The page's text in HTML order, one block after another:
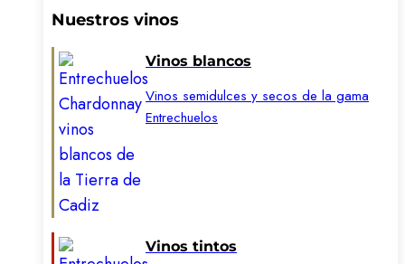
Nuestros vinos
Vinos blancos
Vinos semidulces y secos de la gama
Entrechuelos
Vinos tintos